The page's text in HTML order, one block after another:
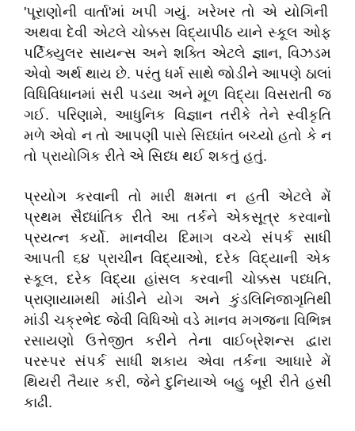
'પૂરાણોની વાર્તા'માં ખપી ગયું. ખરેખર તો એ યોગિની
અથવા દેવી એટલે ચોક્કસ વિદ્યાપીઠ યાને સ્કૂલ ઓફ
પર્ટિક્યુલર સાયન્સ અને શક્તિ એટલે જ્ઞાન, વિઝડમ
એવો અર્થ થાય છે. પરંતુ ધર્મ સાથે જોડીને આપણે ઠાલાં
વિધિવિધાનમાં સરી પડયા અને મૂળ વિદ્યા વિસરાતી જ
ગઈ.પરિણામે,આધુનિક વિજ્ઞાન તરીકે તેને સ્વીકૃતિ
મળે એવો ન તો આપણી પાસે સિધ્ધાંત બચ્યો હતો કે ન
તો પ્રાયોગિક રીતે એ સિધ્ધ થઈ શકતું હતું.
પ્રયોગ કરવાની તો મારી ક્ષમતા ન હતી એટલે મેં
પ્રથમ સૈધ્ધાંતિક રીતે આ તર્કને એકસૂત્ર કરવાનો
પ્રયત્ન
કર્યો. માનવીય દિમાગ વચ્ચે સંપર્ક
સાધી
આપતી ૬૪ પ્રાચીન વિદ્યાઓ, દરેક વિદ્યાની એક
સ્કૂલ, દરેક વિદ્યા હાંસલ કરવાની ચોક્કસ પધ્ધતિ,
પ્રાણાયામથી
માંડીને યોગ અને
કુંડલિનિજાગૃતિથી
માંડી ચક્રભેદ જેવી વિધિઓ વડે માનવ મગજના વિભિન્ન
રસાયણો
ઉત્તેજીત કરીને તેના વાઈબ્રેશન્સ
દ્વારા
પરસ્પર સંપર્ક સાધી શકાય એવા તર્કના આધારે મેં
થિયરી તૈયાર કરી, જેને દુનિયાએ બહુ બૂરી રીતે હસી
કાઢી.